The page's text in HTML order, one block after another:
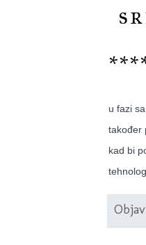
u fazi
također
kad bi